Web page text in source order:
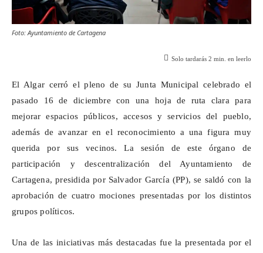
Foto: Ayuntamiento de Cartagena
Solo tardarás 2 min. en leerlo
El Algar cerró el pleno de su Junta Municipal celebrado el
pasado 16 de diciembre con una hoja de ruta clara para
mejorar espacios públicos, accesos y servicios del pueblo,
además de avanzar en el reconocimiento a una figura muy
querida por sus vecinos. La sesión de este órgano de
participación y descentralización del Ayuntamiento de
Cartagena, presidida por Salvador García (PP), se saldó con la
aprobación de cuatro mociones presentadas por los distintos
grupos políticos.
Una de las iniciativas más destacadas fue la presentada por el